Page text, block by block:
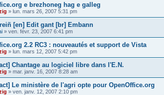
e brezhoneg hag e galleg
» lun. mars 26, 2007 5:31 pm
[en] Edit gant [br] Embann
» ven. févr. 23, 2007 6:41 pm
2.2 RC3 : nouveautés et support de Vista
» lun. mars 12, 2007 5:42 pm
Chantage au logiciel libre dans l'E.N.
» mar. janv. 16, 2007 8:28 am
Le ministère de l'agri opte pour OpenOffice.org
» ven. janv. 12, 2007 2:10 pm